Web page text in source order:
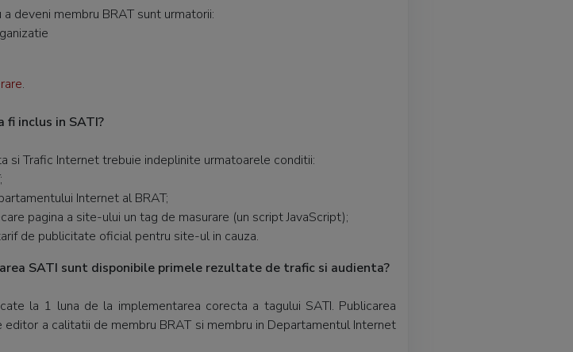
deveni membru BRAT sunt urmatorii:
.
inclus in SATI?
si Trafic Internet trebuie indeplinite urmatoarele conditii:
Internet al BRAT;
pagina a site-ului un tag de masurare (un script JavaScript);
de publicitate oficial pentru site-ul in cauza.
SATI sunt disponibile primele rezultate de trafic si audienta?
la 1 luna de la implementarea corecta a tagului SATI. Publicarea
a calitatii de membru BRAT si membru in Departamentul Internet